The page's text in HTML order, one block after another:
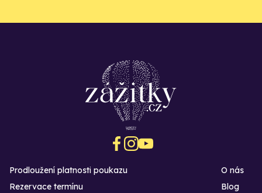
Prodloužení platnosti poukazu
Rezervace termínu
O nás
Blog